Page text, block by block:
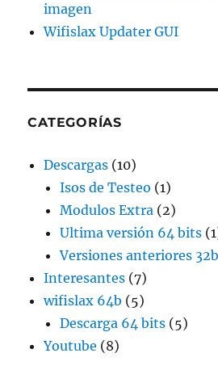
imagen
Wifislax Updater GUI
CATEGORÍAS
Descargas (10)
Isos de Testeo (1)
Modulos Extra (2)
Ultima versión 64 bits
Versiones anteriores
Interesantes (7)
wifislax 64b (5)
Descarga 64 bits (5)
Youtube (8)